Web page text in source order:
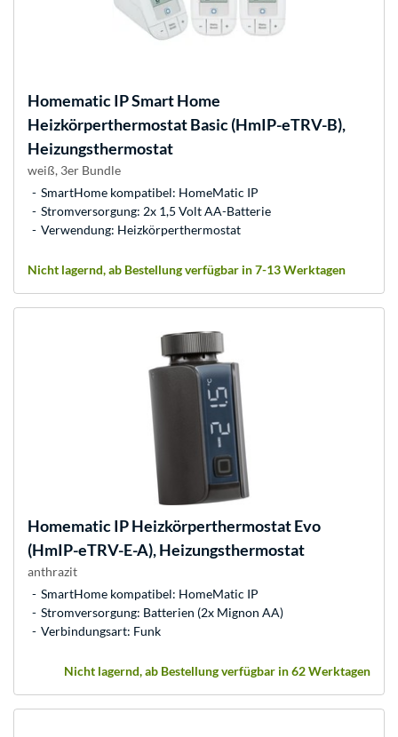
Homematic IPSmart Home
Heizkörperthermostat Basic (HmIP-eTRV-B),
Heizungsthermostat
weiß, 3er Bundle
SmartHome kompatibel: HomeMatic IP
Stromversorgung: 2x 1,5 Volt AA-Batterie
Verwendung: Heizkörperthermostat
Nicht lagernd, ab Bestellung verfügbar in 7-13 Werktagen
Homematic IPHeizkörperthermostat Evo
(HmIP-eTRV-E-A), Heizungsthermostat
anthrazit
SmartHome kompatibel: HomeMatic IP
Stromversorgung: Batterien (2x Mignon AA)
Verbindungsart: Funk
Nicht lagernd, ab Bestellung verfügbar in 62 Werktagen